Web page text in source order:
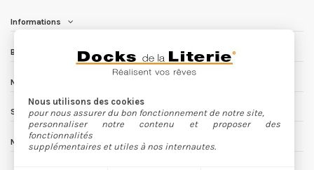
Informations
Besoin d'aide ?
Nous contacter
Nous utilisons des cookies
pour nous assurer du bon fonctionnement de notre site,
personnaliser notre contenu et proposer des
fonctionnalités
supplémentaires et utiles à nos internautes.
Suivez nous
Newsletter